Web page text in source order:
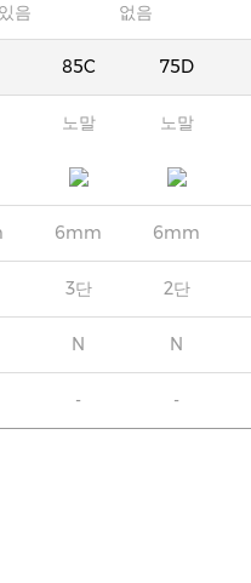
있음 없음
85C 75D
노말 노말
6mm 6mm
3단 2단
N N
- -